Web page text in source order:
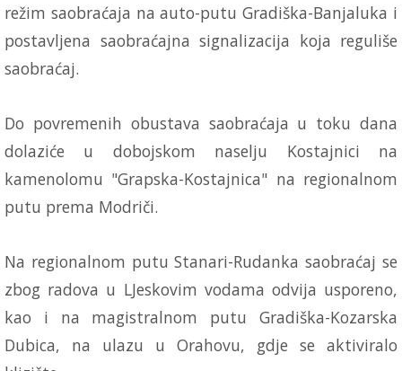
režim saobraćaja na auto-putu Gradiška-Banjaluka i
postavljena saobraćajna signalizacija koja reguliše
saobraćaj.
Do povremenih obustava saobraćaja u toku dana
dolaziće u dobojskom naselju Kostajnici na
kamenolomu "Grapska-Kostajnica" na regionalnom
putu prema Modriči.
Na regionalnom putu Stanari-Rudanka saobraćaj se
zbog radova u LJeskovim vodama odvija usporeno,
kao i na magistralnom putu Gradiška-Kozarska
Dubica, na ulazu u Orahovu, gdje se aktiviralo